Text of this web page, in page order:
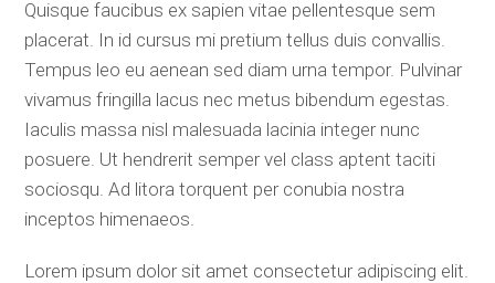
Quisque faucibus ex sapien vitae pellentesque sem
placerat. In id cursus mi pretium tellus duis convallis.
Tempus leo eu aenean sed diam urna tempor. Pulvinar
vivamus fringilla lacus nec metus bibendum egestas.
Iaculis massa nisl malesuada lacinia integer nunc
posuere. Ut hendrerit semper vel class aptent taciti
sociosqu. Ad litora torquent per conubia nostra
inceptos himenaeos.
Lorem ipsum dolor sit amet consectetur adipiscing elit.